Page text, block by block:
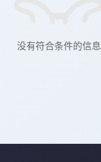
没有符合条件的信息